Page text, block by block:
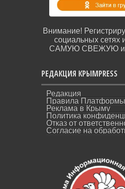
Внимание!
социальных сетях
САМУЮ СВЕЖУЮ
РЕДАКЦИЯ КРЫМPRESS
Редакция
Правила Платформы
Реклама в Крыму
Политика
Отказ от
Согласие на